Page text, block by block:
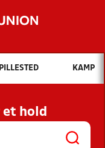
vil du søge efter?
OG NYHEDER
KLUBBER OG
KAMP
et hold